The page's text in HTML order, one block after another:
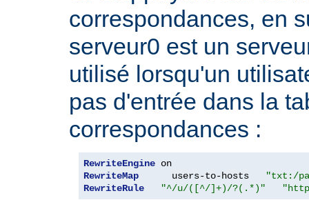
correspondances, en
serveur0 est un
utilisé lorsqu'un
pas d'entrée dans la
correspondances :
RewriteEngine
RewriteMap
      users-to-hosts
"txt:/
RewriteRule
"^/u/([^/]+)/?(.*)"